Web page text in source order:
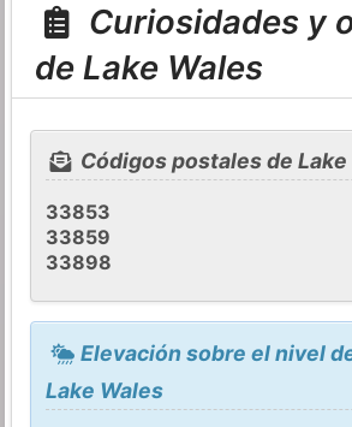
Curiosidades y
de Lake Wales
Códigos postales de Lake
33853
33859
33898
Elevación sobre el nivel
Lake Wales